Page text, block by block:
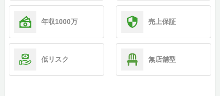
年収1000万 売上保証
低リスク 無店舗型